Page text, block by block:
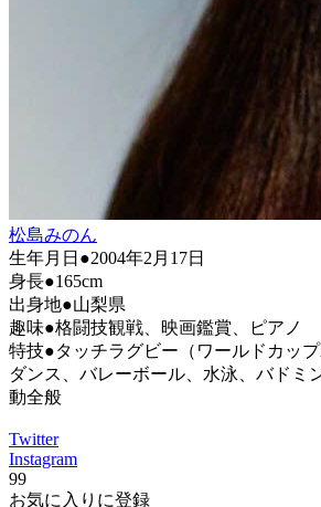
松島みのん
生年月日●2004年2月17日
身長●165cm
出身地●山梨県
趣味●格闘技観戦、映画鑑賞、ピアノ
特技●タッチラグビー（ワールドカッ
ダンス、バレーボール、水泳、バドミ
動全般
Twitter
Instagram
99
お気に入りに登録